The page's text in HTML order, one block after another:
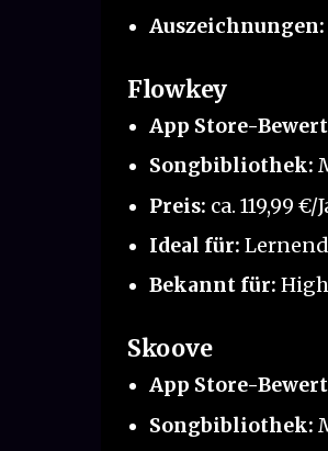
Auszeichnungen:
Flowkey
App Store-
Songbibliothek:
Preis: ca. 119,99
Ideal für:
Bekannt für:
Skoove
App Store-
Songbibliothek: